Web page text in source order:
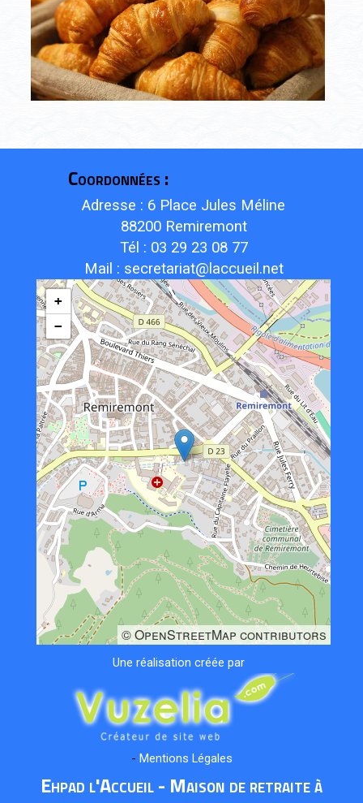
Coordonnées :
Adresse : 6 Place Jules Méline
88200 Remiremont
Tél : 03 29 23 08 77
Mail : secretariat@laccueil.net
+
−
© OpenStreetMap contributors
Une réalisation créée par
- Mentions Légales
Ehpad l'Accueil - Maison de retraite à